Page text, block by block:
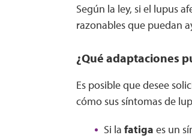
Según la ley, si el lupus
razonables que puedan
¿Qué adaptaciones
Es posible que desee
cómo sus síntomas de
Si la fatiga es un